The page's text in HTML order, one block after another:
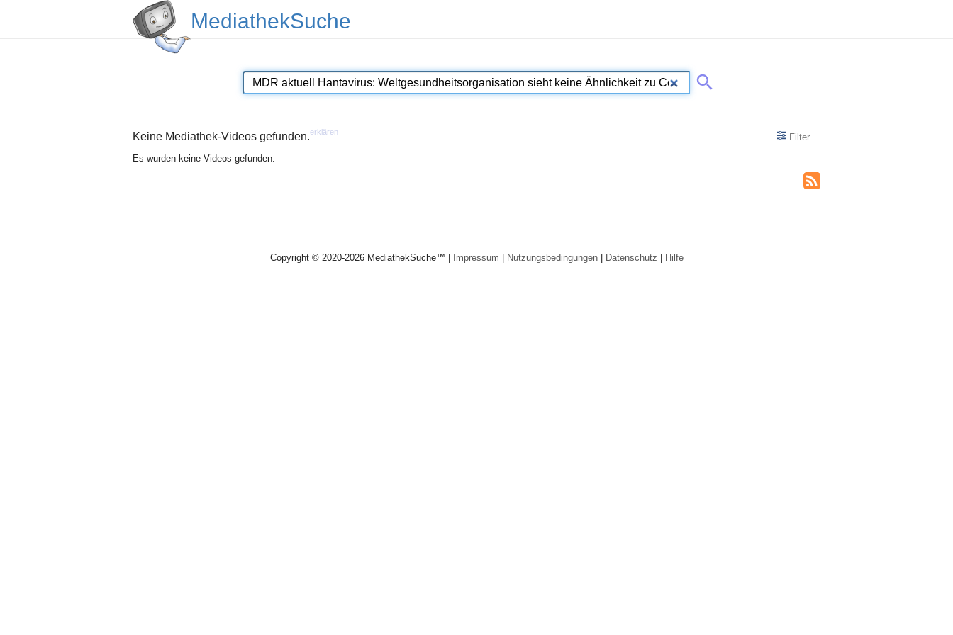
MediathekSuche
Keine Mediathek-Videos gefunden.erklären
Filter
Es wurden keine Videos gefunden.
Copyright © 2020-2026 MediathekSuche™ | Impressum | Nutzungsbedingungen| Datenschutz | Hilfe